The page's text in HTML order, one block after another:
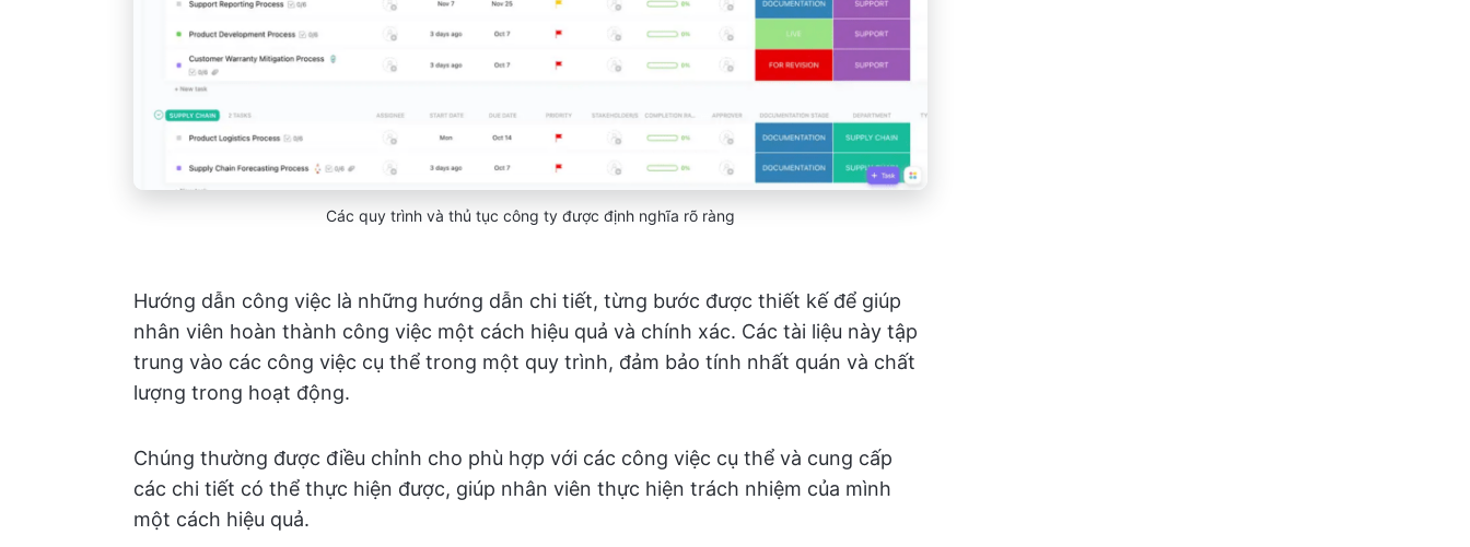
Các quy trình và thủ tục công ty được định nghĩa rõ ràng
Hướng dẫn công việc là những hướng dẫn chi tiết, từng bước được thiết kế để giúp
nhân viên hoàn thành công việc một cách hiệu quả và chính xác. Các tài liệu này tập
trung vào các công việc cụ thể trong một quy trình, đảm bảo tính nhất quán và chất
lượng trong hoạt động.
Chúng thường được điều chỉnh cho phù hợp với các công việc cụ thể và cung cấp
các chi tiết có thể thực hiện được, giúp nhân viên thực hiện trách nhiệm của mình
một cách hiệu quả.